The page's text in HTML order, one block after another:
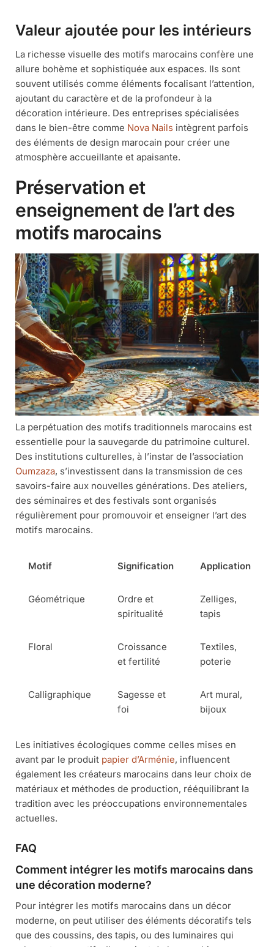
Valeur ajoutée pour les intérieurs
La richesse visuelle des motifs marocains confère une
allure bohème et sophistiquée aux espaces. Ils sont
souvent utilisés comme éléments focalisant l’attention,
ajoutant du caractère et de la profondeur à la
décoration intérieure. Des entreprises spécialisées
dans le bien-être comme Nova Nails intègrent parfois
des éléments de design marocain pour créer une
atmosphère accueillante et apaisante.
Préservation et
enseignement de l’art des
motifs marocains
La perpétuation des motifs traditionnels marocains est
essentielle pour la sauvegarde du patrimoine culturel.
Des institutions culturelles, à l’instar de l’association
Oumzaza, s’investissent dans la transmission de ces
savoirs-faire aux nouvelles générations. Des ateliers,
des séminaires et des festivals sont organisés
régulièrement pour promouvoir et enseigner l’art des
motifs marocains.
Motif Signification Application
Géométrique
Ordre et
spiritualité
Zelliges,
tapis
Floral
Croissance
et fertilité
Textiles,
poterie
Calligraphique
Sagesse et
foi
Art mural,
bijoux
Les initiatives écologiques comme celles mises en
avant par le produit papier d’Arménie, influencent
également les créateurs marocains dans leur choix de
matériaux et méthodes de production, rééquilibrant la
tradition avec les préoccupations environnementales
actuelles.
FAQ
Comment intégrer les motifs marocains dans
une décoration moderne?
Pour intégrer les motifs marocains dans un décor
moderne, on peut utiliser des éléments décoratifs tels
que des coussins, des tapis, ou des luminaires qui